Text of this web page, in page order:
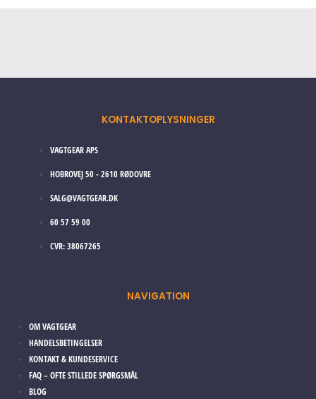
KONTAKTOPLYSNINGER
VAGTGEAR APS
HOBROVEJ 50 - 2610 RØDOVRE
SALG@VAGTGEAR.DK
60 57 59 00
CVR: 38067265
NAVIGATION
OM VAGTGEAR
HANDELSBETINGELSER
KONTAKT & KUNDESERVICE
FAQ – OFTE STILLEDE SPØRGSMÅL
BLOG